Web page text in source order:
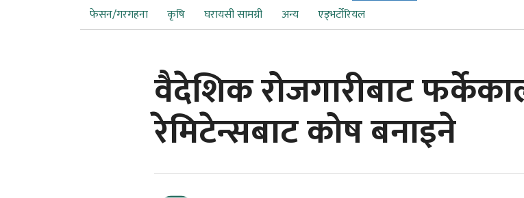
फेसन/गरगहना
कृषि घरायसी सामग्री अन्य एड्भर्टोरियल
वैदेशिक रोजगारीबाट
रेमिटेन्सबाट कोष बनाइने